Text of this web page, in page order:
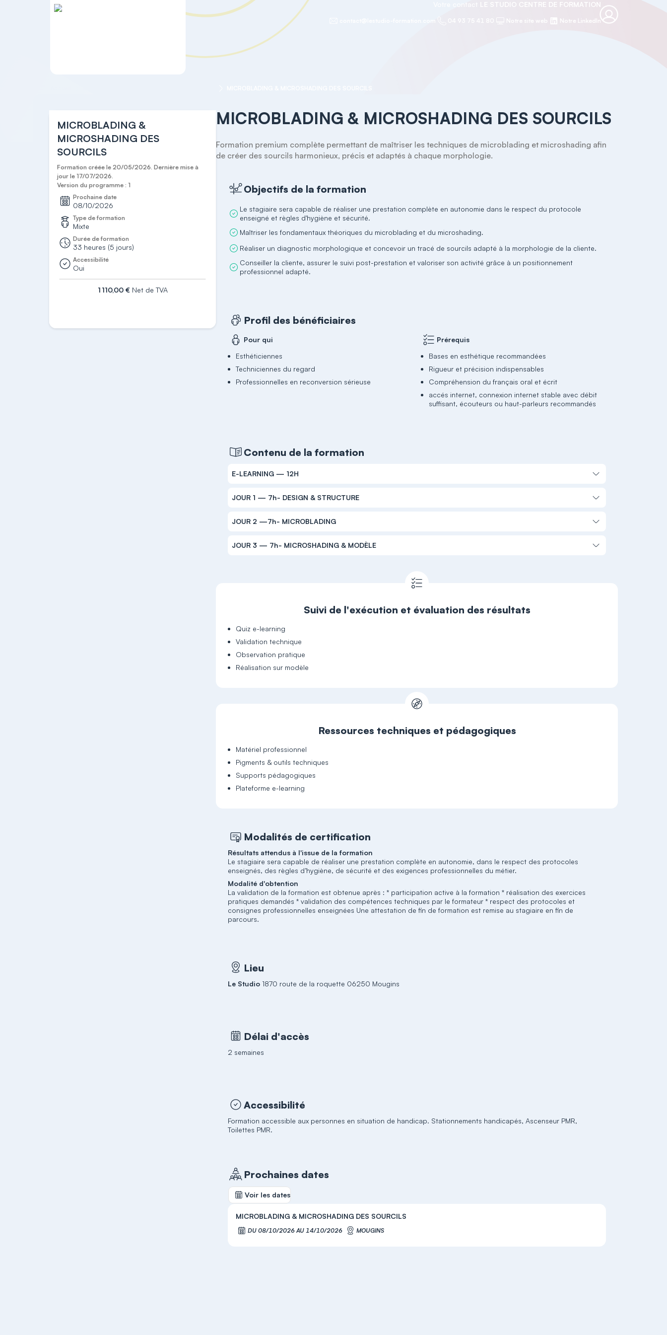
LE STUDIO CENTRE DE FORMATION
Notre site web Notre LinkedIn
MICROBLADING &
MICROSHADING DES
SOURCILS
Formation créée le 20/05/2026. Dernière mise à
jour le 17/07/2026.
Version du programme : 1
Prochaine date
08/10/2026
Type de formation
Mixte
Durée de formation
33 heures (5 jours)
Accessibilité
Oui
1 110,00 € Net de TVA
MICROBLADING & MICROSHADING DES SOURCILS
Formation premium complète permettant de maîtriser les techniques de microblading et microshading afin
de créer des sourcils harmonieux, précis et adaptés à chaque morphologie.
Objectifs de la formation
Le stagiaire sera capable de réaliser une prestation complète en autonomie dans le respect du protocole
enseigné et règles d'hygiène et sécurité.
Maîtriser les fondamentaux théoriques du microblading et du microshading.
Réaliser un diagnostic morphologique et concevoir un tracé de sourcils adapté à la morphologie de la cliente.
Conseiller la cliente, assurer le suivi post-prestation et valoriser son activité grâce à un positionnement
professionnel adapté.
Profil des bénéficiaires
Pour qui
Esthéticiennes
Techniciennes du regard
Professionnelles en reconversion sérieuse
Prérequis
Bases en esthétique recommandées
Rigueur et précision indispensables
Compréhension du français oral et écrit
accés internet, connexion internet stable avec débit
suffisant, écouteurs ou haut-parleurs recommandés
Contenu de la formation
E-LEARNING — 12H
JOUR 1 — 7h- DESIGN & STRUCTURE
JOUR 2 —7h- MICROBLADING
JOUR 3 — 7h- MICROSHADING & MODÈLE
Suivi de l'exécution et évaluation des résultats
Quiz e-learning
Validation technique
Observation pratique
Réalisation sur modèle
Ressources techniques et pédagogiques
Matériel professionnel
Pigments & outils techniques
Supports pédagogiques
Plateforme e-learning
Modalités de certification
Résultats attendus à l'issue de la formation
Le stagiaire sera capable de réaliser une prestation complète en autonomie, dans le respect des protocoles
enseignés, des règles d’hygiène, de sécurité et des exigences professionnelles du métier.
Modalité d'obtention
La validation de la formation est obtenue après : * participation active à la formation * réalisation des exercices
pratiques demandés * validation des compétences techniques par le formateur * respect des protocoles et
consignes professionnelles enseignées Une attestation de fin de formation est remise au stagiaire en fin de
parcours.
Lieu
Le Studio 1870 route de la roquette 06250 Mougins
Délai d'accès
2 semaines
Accessibilité
Formation accessible aux personnes en situation de handicap. Stationnements handicapés, Ascenseur PMR,
Toilettes PMR.
Prochaines dates
Voir les dates
MICROBLADING & MICROSHADING DES SOURCILS
DU 08/10/2026 AU 14/10/2026 MOUGINS